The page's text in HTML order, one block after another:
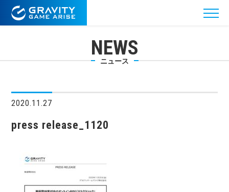
NEWS
ニュース
2020.11.27
press release_1120